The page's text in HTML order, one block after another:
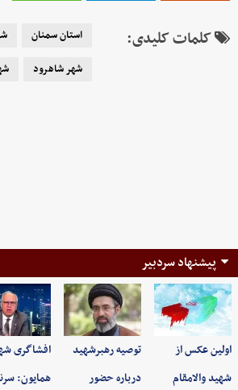
کلمات کلیدی: استان سمنان
شهر شاهرود
پیشنهاد سردبیر
اولین عکس از
شهید والامقام
توصیه رهبرشهید
درباره حضور
افشاگری
همایون: